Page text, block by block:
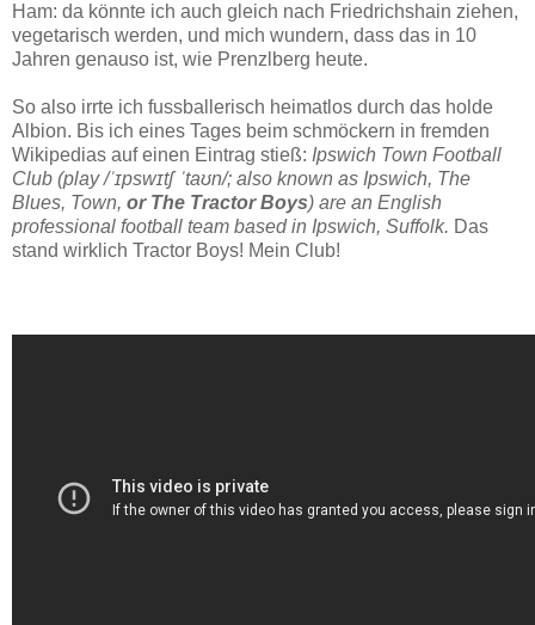
Ham: da könnte ich auch gleich nach Friedrichshain ziehen,
vegetarisch werden, und mich wundern, dass das in 10
Jahren genauso ist, wie Prenzlberg heute.
So also irrte ich fussballerisch heimatlos durch das holde
Albion. Bis ich eines Tages beim schmöckern in fremden
Wikipedias auf einen Eintrag stieß: Ipswich Town Football
Club (play /ˈɪpswɪtʃ ˈtaʊn/; also known as Ipswich, The
Blues, Town, or The Tractor Boys) are an English
professional football team based in Ipswich, Suffolk. Das
stand wirklich Tractor Boys! Mein Club!